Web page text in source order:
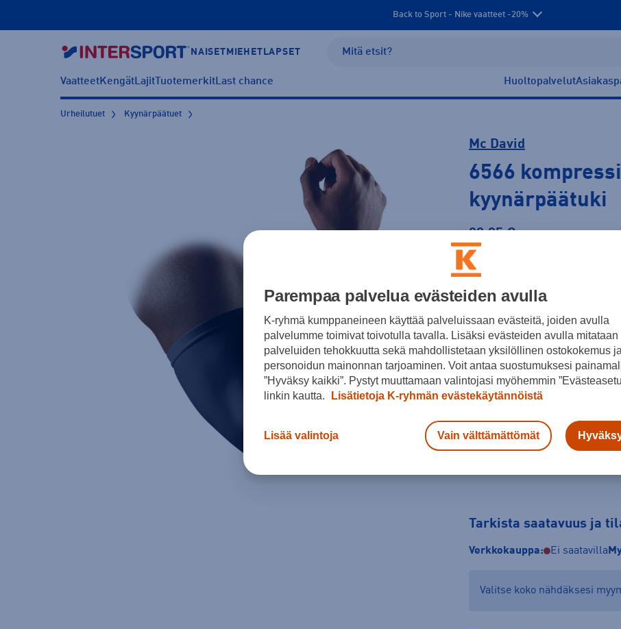
Back to Sport - Nike vaatteet -20%
NAISET MIEHET LAPSET
VaatteetKengätLajitTuotemerkitLast chance Huoltopalvelut
Urheilutuet Kyynärpäätuet
Mc David
6566
kyynärpäätuki
29,95 €
Väri
Musta
Koko
L/XL SM
Tarkista saatavuus ja
Verkkokauppa: Ei saatavilla
Valitse koko nähdäksesi
Parempaa palvelua evästeiden avulla
K-ryhmä kumppaneineen käyttää palveluissaan evästeitä, joiden avulla
palvelumme toimivat toivotulla tavalla. Lisäksi evästeiden avulla mitataan
palveluiden tehokkuutta sekä mahdollistetaan yksilöllinen ostokokemus ja
personoidun mainonnan tarjoaminen. Voit antaa suostumuksesi
”Hyväksy kaikki”. Pystyt muuttamaan valintojasi myöhemmin
linkin kautta.
Lisätietoja K-ryhmän evästekäytännöistä
Lisää valintoja Vain välttämättömät